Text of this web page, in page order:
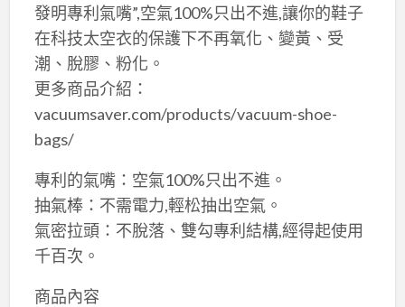
發明專利氣嘴”,空氣100%只出不進,讓你的鞋子
在科技太空衣的保護下不再氧化、變黃、受
潮、脫膠、粉化。
更多商品介紹：
vacuumsaver.com/products/vacuum-shoe-
bags/
專利的氣嘴：空氣100%只出不進。
抽氣棒：不需電力,輕松抽出空氣。
氣密拉頭：不脫落、雙勾專利結構,經得起使用
千百次。
商品內容